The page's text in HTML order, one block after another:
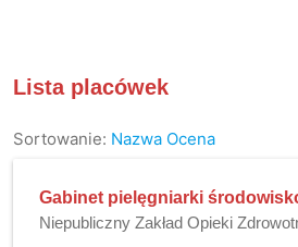
Lista placówek
Sortowanie: Nazwa Ocena
Gabinet pielęgniarki
Niepubliczny Zakład Opieki